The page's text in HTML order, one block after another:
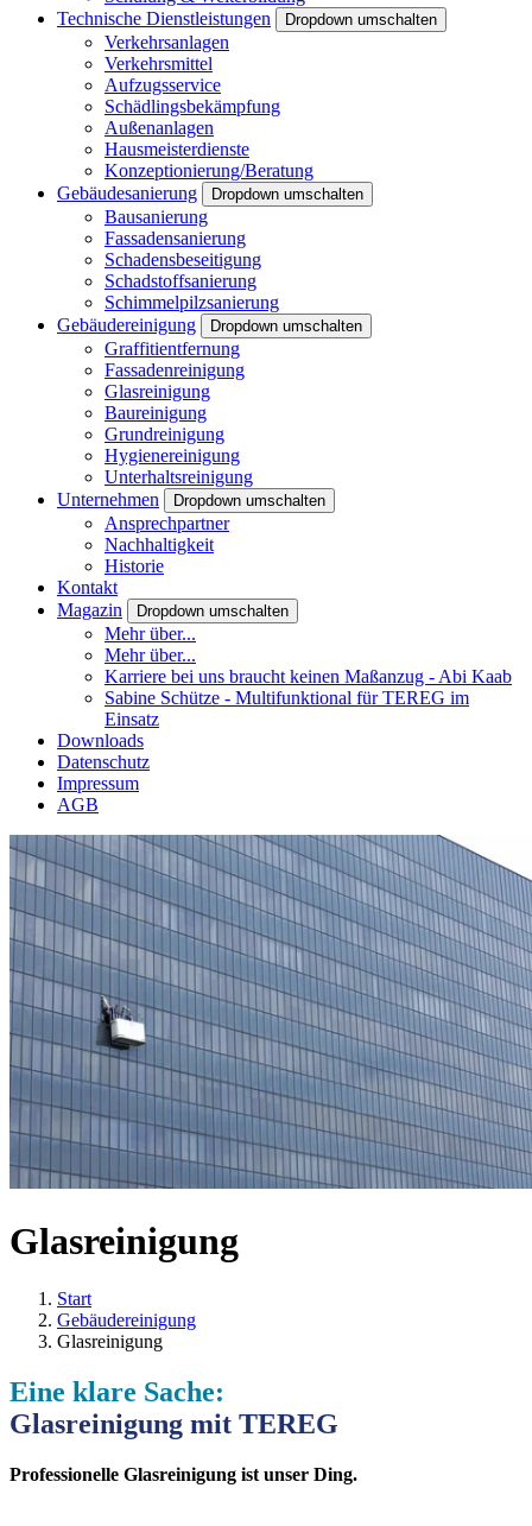
Technische Dienstleistungen
Dropdown umschalten
Verkehrsanlagen
Verkehrsmittel
Aufzugsservice
Schädlingsbekämpfung
Außenanlagen
Hausmeisterdienste
Konzeptionierung/Beratung
Gebäudesanierung
Dropdown umschalten
Bausanierung
Fassadensanierung
Schadensbeseitigung
Schadstoffsanierung
Schimmelpilzsanierung
Gebäudereinigung
Dropdown umschalten
Graffitientfernung
Fassadenreinigung
Glasreinigung
Baureinigung
Grundreinigung
Hygienereinigung
Unterhaltsreinigung
Unternehmen
Dropdown umschalten
Ansprechpartner
Nachhaltigkeit
Historie
Kontakt
Magazin
Dropdown umschalten
Mehr über...
Mehr über...
Karriere bei uns braucht keinen Maßanzug - Abi Kaab
Sabine Schütze - Multifunktional für TEREG im
Einsatz
Downloads
Datenschutz
Impressum
AGB
Glasreinigung
Start
Gebäudereinigung
Glasreinigung
Eine klare Sache:
Glasreinigung mit TEREG
Professionelle Glasreinigung ist unser Ding.